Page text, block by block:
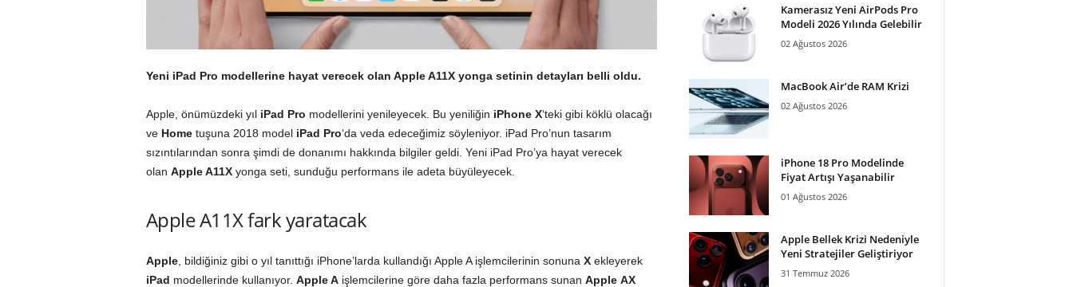
Yeni iPad Pro modellerine hayat verecek olan Apple A11X yonga setinin detayları belli oldu.
Apple, önümüzdeki yıl iPad Pro modellerini yenileyecek. Bu yeniliğin iPhone X‘teki gibi köklü olacağı
ve Hometuşuna 2018 modeliPad Pro‘da veda edeceğimiz söyleniyor. iPad Pro’nun tasarım
sızıntılarından sonra şimdi de donanımı hakkında bilgiler geldi. Yeni iPad Pro’ya hayat verecek
olan Apple A11X yonga seti, sunduğu performans ile adeta büyüleyecek.
Apple A11X fark yaratacak
Apple, bildiğiniz gibi o yıl tanıttığı iPhone’larda kullandığı Apple A işlemcilerinin sonuna Xekleyerek
iPad modellerinde kullanıyor. Apple Aişlemcilerine göre daha fazla performans sunan Apple AX
Kamerasız Yeni AirPods Pro
Modeli 2026 Yılında Gelebilir
02 Ağustos 2026
MacBook Air’de RAM Krizi
02 Ağustos 2026
iPhone 18 Pro Modelinde
Fiyat Artışı Yaşanabilir
01 Ağustos 2026
Apple Bellek Krizi Nedeniyle
Yeni Stratejiler Geliştiriyor
31 Temmuz 2026